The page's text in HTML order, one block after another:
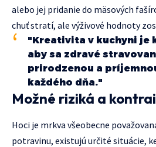
alebo jej pridanie do mäsových
chuť stratí, ale výživové hodnoty
"Kreativita v kuchyni je
aby sa zdravé
prirodzenou a
každého dňa."
Možné riziká a
Hoci je mrkva všeobecne
potravinu, existujú určité situácie,